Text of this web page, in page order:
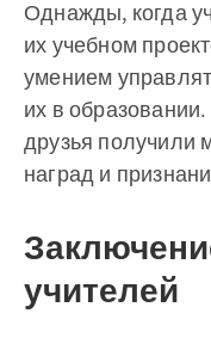
Однажды, когда
их учебном
умением
их в
друзья получили
наград и
учителей